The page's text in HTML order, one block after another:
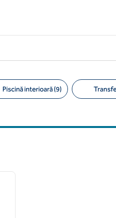
Piscină interioară (9)
imaginea următoare